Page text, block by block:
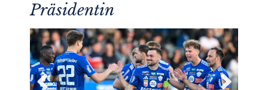
Präsidentin